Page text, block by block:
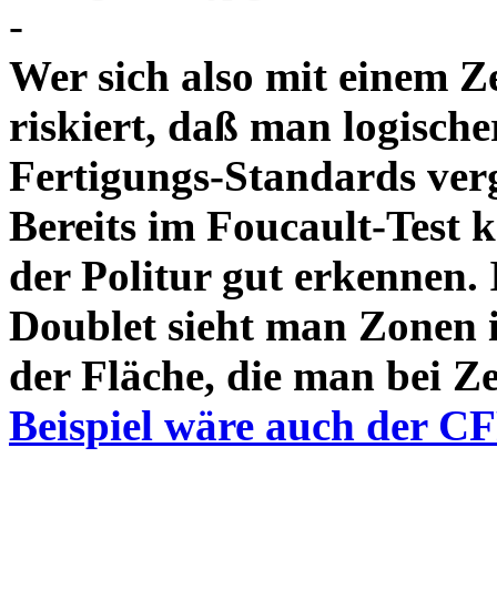
-
Wer sich also mit einem
riskiert, daß man
Fertigungs-Standards
Bereits im Foucault-Test
der Politur gut
Doublet sieht man Zonen
der Fläche, die man bei
Beispiel wäre auch der